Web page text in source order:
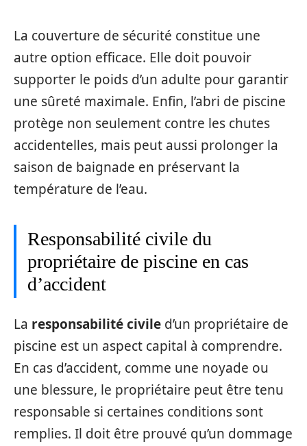
La couverture de sécurité constitue une
autre option efficace. Elle doit pouvoir
supporter le poids d’un adulte pour garantir
une sûreté maximale. Enfin, l’abri de piscine
protège non seulement contre les chutes
accidentelles, mais peut aussi prolonger la
saison de baignade en préservant la
température de l’eau.
Responsabilité civile du
propriétaire de piscine en cas
d’accident
La responsabilité civile d’un propriétaire de
piscine est un aspect capital à comprendre.
En cas d’accident, comme une noyade ou
une blessure, le propriétaire peut être tenu
responsable si certaines conditions sont
remplies. Il doit être prouvé qu’un dommage